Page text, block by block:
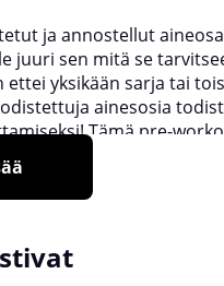
ja annostellut
juuri sen mitä se
ettei yksikään sarja tai
ainesosia
Tämä pre-
ainesosia kuten Citrullin
auttaakseen sinua